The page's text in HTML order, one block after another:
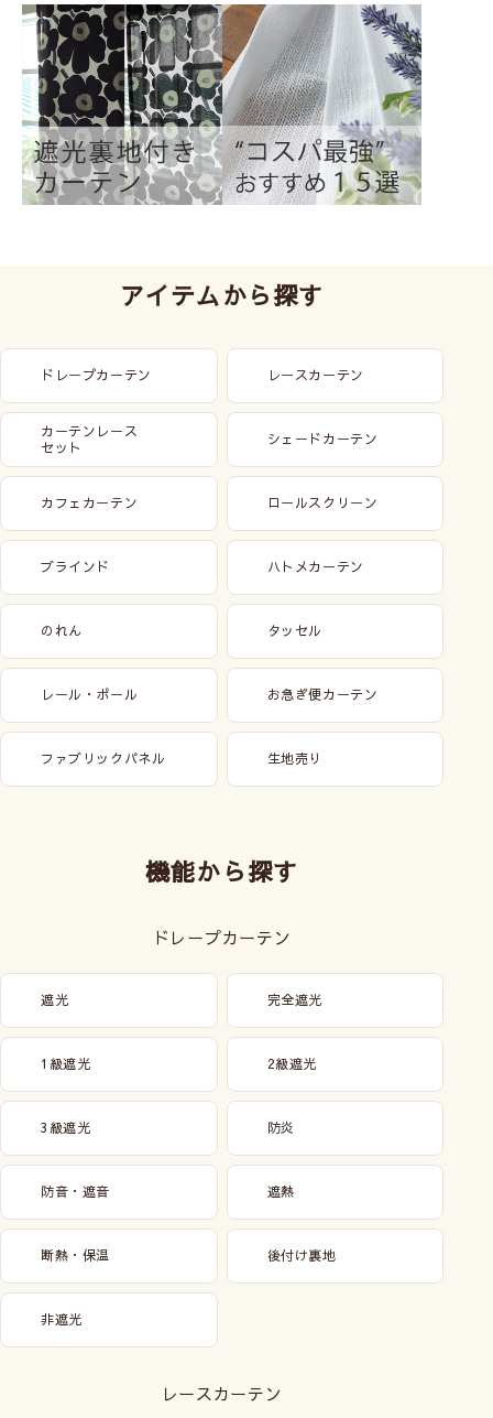
アイテムから探す
ドレープカーテン レースカーテン
カーテンレース
セット
シェードカーテン
カフェカーテン ロールスクリーン
ブラインド ハトメカーテン
のれん タッセル
レール・ポール お急ぎ便カーテン
ファブリックパネル 生地売り
機能から探す
ドレープカーテン
遮光 完全遮光
1級遮光 2級遮光
3級遮光 防炎
防音・遮音 遮熱
断熱・保温 後付け裏地
非遮光
レースカーテン